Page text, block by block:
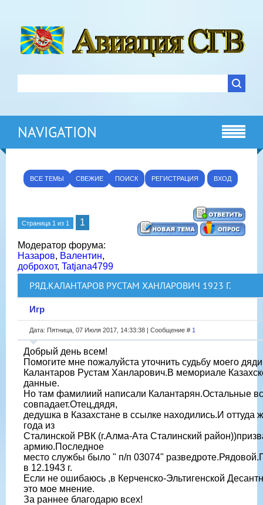
NAVIGATION
ВСЕ ТЕМЫ СВЕЖИЕ ПОИСК РЕГИСТРАЦИЯ ВХОД
Страница 1 из 1 1
Модератор форума:
Назаров, Валентин,
доброхот, Tatjana4799
РЯД.КАЛАНТАРОВ РУСТАМ ХАНЛАРОВИЧ 1923 Г.
Игр
Дата: Пятница, 07 Июля 2017, 14:33:38 | Сообщение # 1
Добрый день всем!
Помогите мне пожалуйста уточнить судьбу моего
Калантаров Рустам Ханларович.В мемориале
данные.
Но там фамилиий написали Калантарян.Остальные
совпадает.Отец,дядя,
дедушка в Казахстане в ссылке находились.И оттуда
года из
Сталинской РВК (г.Алма-Ата Сталинский
армию.Последное
место службы было " п/п 03074"
в 12.1943 г.
Если не ошибаюсь ,в Керченско-Эльтигенской
это мое мнение.
За раннее благодарю всех!